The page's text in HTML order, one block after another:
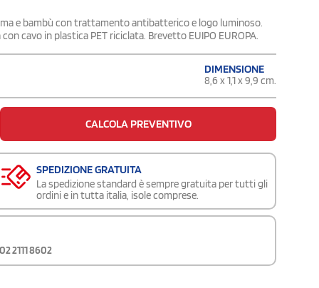
e bambù con trattamento antibatterico e logo luminoso.
cavo in plastica PET riciclata. Brevetto EUIPO EUROPA.
DIMENSIONE
8,6 x 1,1 x 9,9 cm.
CALCOLA PREVENTIVO
SPEDIZIONE GRATUITA
La spedizione standard è sempre gratuita per tutti gli
ordini e in tutta italia, isole comprese.
02 2111 8602